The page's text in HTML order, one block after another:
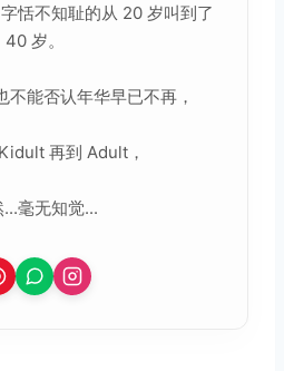
恬不知耻的从 20 岁叫到了
40 岁。
不能否认年华早已不再，
再到 Adult，
...毫无知觉...